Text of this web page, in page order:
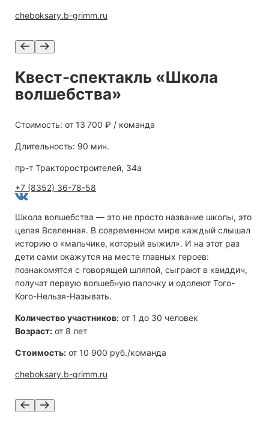
cheboksary.b-grimm.ru
Квест-спектакль «Школа
волшебства»
Стоимость: от 13 700 ₽ / команда
Длительность: 90 мин.
пр-т Тракторостроителей, 34а
+7 (8352) 36-78-58
Школа волшебства — это не просто название школы, это
целая Вселенная. В современном мире каждый слышал
историю о «мальчике, который выжил». И на этот раз
дети сами окажутся на месте главных героев:
познакомятся с говорящей шляпой, сыграют в квиддич,
получат первую волшебную палочку и одолеют Того-
Кого-Нельзя-Называть.
Количество участников: от 1 до 30 человек
Возраст: от 8 лет
Стоимость: от 10 900 руб./команда
cheboksary.b-grimm.ru